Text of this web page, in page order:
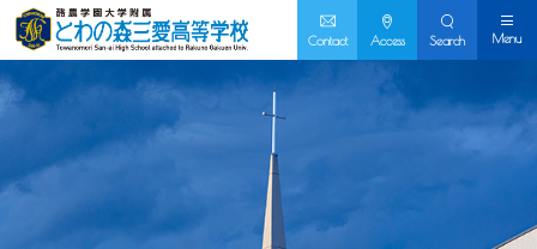
Contact Access Search Menu